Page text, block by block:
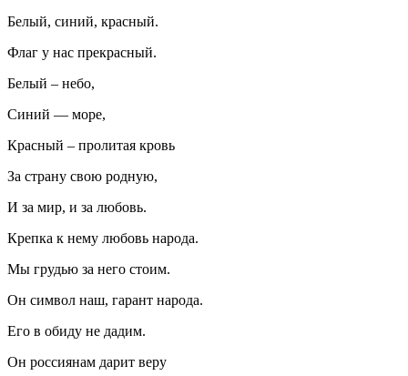
Белый, синий, красный.
Флаг у нас прекрасный.
Белый – небо,
Синий — море,
Красный – пролитая кровь
За страну свою родную,
И за мир, и за любовь.
Крепка к нему любовь народа.
Мы грудью за него стоим.
Он символ наш, гарант народа.
Его в обиду не дадим.
Он россиянам дарит веру